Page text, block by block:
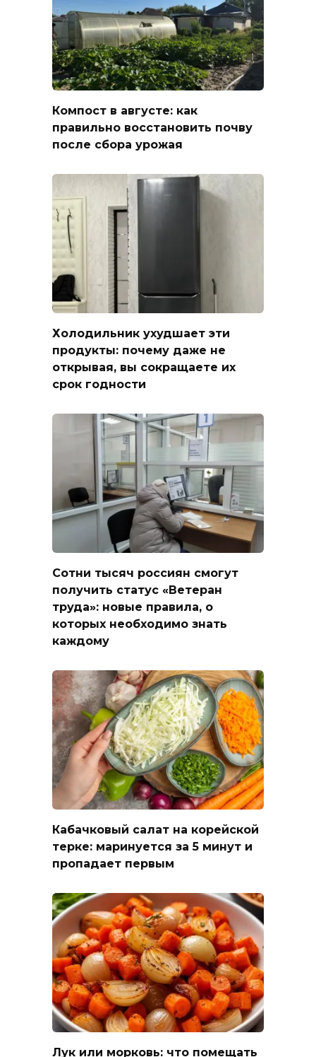
Компост в августе: как
правильно восстановить почву
после сбора урожая
Холодильник ухудшает эти
продукты: почему даже не
открывая, вы сокращаете их
срок годности
Сотни тысяч россиян смогут
получить статус «Ветеран
труда»: новые правила, о
которых необходимо знать
каждому
Кабачковый салат на корейской
терке: маринуется за 5 минут и
пропадает первым
Лук или морковь: что помещать